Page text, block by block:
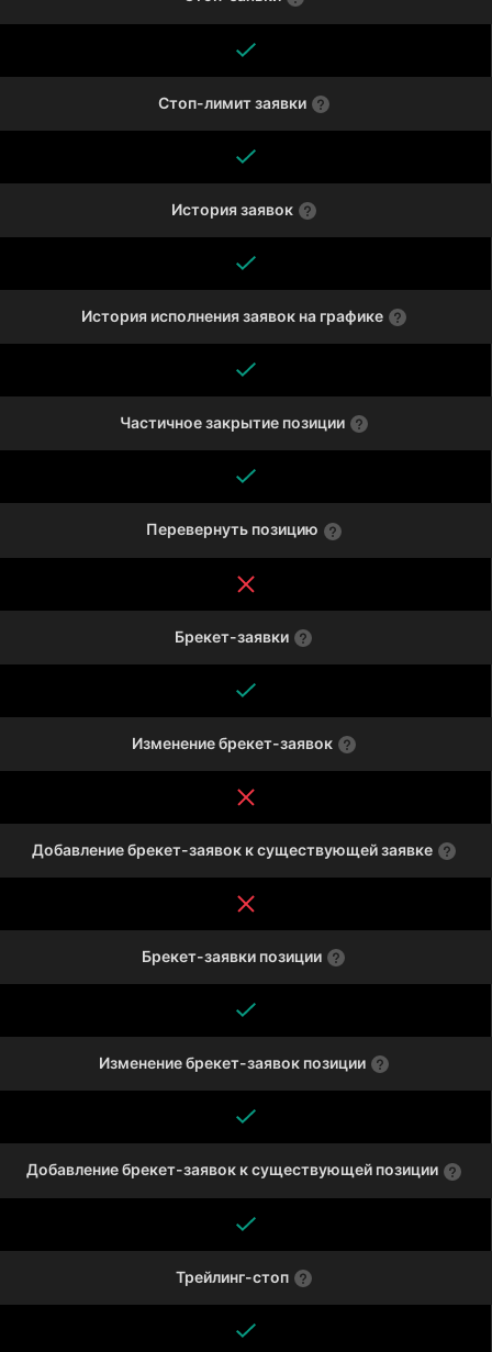
Стоп-лимит заявки
История заявок
История исполнения заявок на графике
Частичное закрытие позиции
Перевернуть позицию
Брекет-заявки
Изменение брекет-заявок
Добавление брекет-заявок к существующей заявке
Брекет-заявки позиции
Изменение брекет-заявок позиции
Добавление брекет-заявок к существующей позиции
Трейлинг-стоп